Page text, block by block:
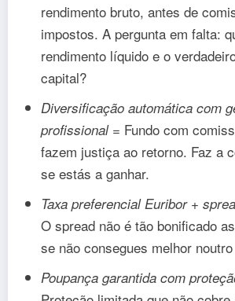
rendimento bruto, antes de
impostos. A pergunta em falta:
rendimento líquido e o
capital?
Diversificação automática com
profissional= Fundo com
fazem justiça ao retorno. Faz a
se estás a ganhar.
Taxa preferencial Euribor +
O spread não é tão bonificado
se não consegues melhor
Poupança garantida com